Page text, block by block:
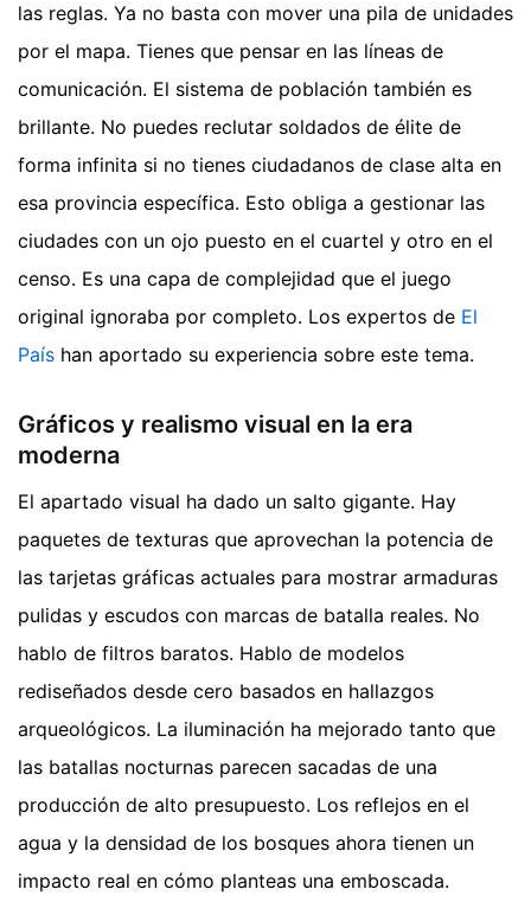
las reglas. Ya no basta con mover una pila de unidades
por el mapa. Tienes que pensar en las líneas de
comunicación. El sistema de población también es
brillante. No puedes reclutar soldados de élite de
forma infinita si no tienes ciudadanos de clase alta en
esa provincia específica. Esto obliga a gestionar las
ciudades con un ojo puesto en el cuartel y otro en el
censo. Es una capa de complejidad que el juego
original ignoraba por completo. Los expertos de El
País han aportado su experiencia sobre este tema.
Gráficos y realismo visual en la era
moderna
El apartado visual ha dado un salto gigante. Hay
paquetes de texturas que aprovechan la potencia de
las tarjetas gráficas actuales para mostrar armaduras
pulidas y escudos con marcas de batalla reales. No
hablo de filtros baratos. Hablo de modelos
rediseñados desde cero basados en hallazgos
arqueológicos. La iluminación ha mejorado tanto que
las batallas nocturnas parecen sacadas de una
producción de alto presupuesto. Los reflejos en el
agua y la densidad de los bosques ahora tienen un
impacto real en cómo planteas una emboscada.